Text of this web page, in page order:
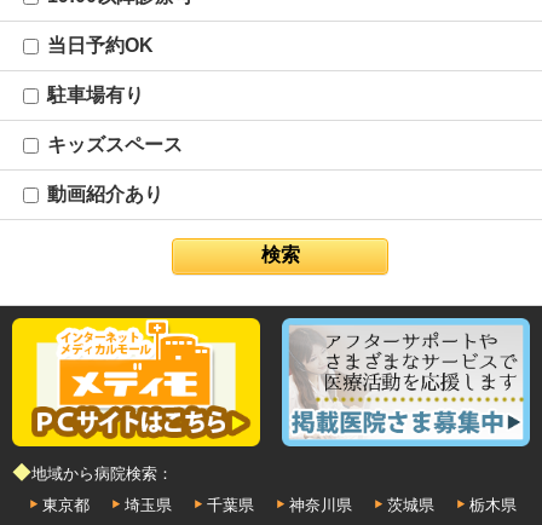
当日予約OK
駐車場有り
キッズスペース
動画紹介あり
◆地域から病院検索：
東京都
埼玉県 千葉県 神奈川県 茨城県
栃木県